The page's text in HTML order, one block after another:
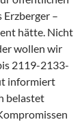
Erzberger –
hätte. Nicht
wollen wir
2119-2133-
informiert
belastet